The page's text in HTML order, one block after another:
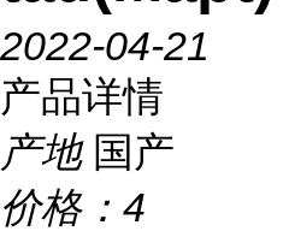
2022-04-21
产品详情
产地 国产
价格： 4